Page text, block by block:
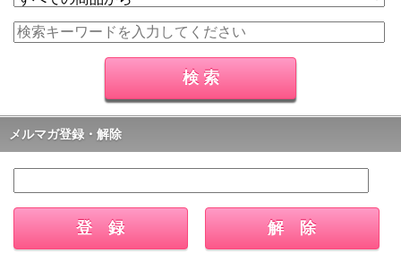
メルマガ登録・解除